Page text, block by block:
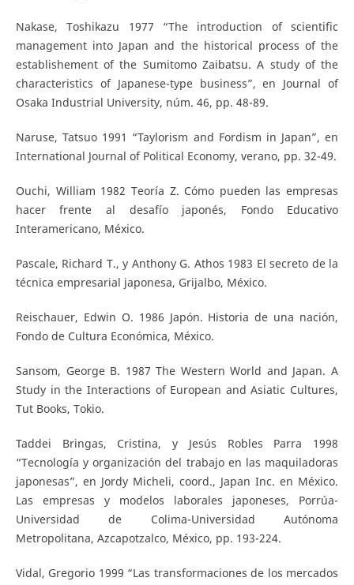
Nakase, Toshikazu 1977 “The introduction of scientific
management into Japan and the historical process of the
establishement of the Sumitomo Zaibatsu. A study of the
characteristics of Japanese-type business”, en Journal of
Osaka Industrial University, núm. 46, pp. 48-89.
Naruse, Tatsuo 1991 “Taylorism and Fordism in Japan”, en
International Journal of Political Economy, verano, pp. 32-49.
Ouchi, William 1982 Teoría Z. Cómo pueden las empresas
hacer frente al desafío japonés, Fondo Educativo
Interamericano, México.
Pascale, Richard T., y Anthony G. Athos 1983 El secreto de la
técnica empresarial japonesa, Grijalbo, México.
Reischauer, Edwin O. 1986 Japón. Historia de una nación,
Fondo de Cultura Económica, México.
Sansom, George B. 1987 The Western World and Japan. A
Study in the Interactions of European and Asiatic Cultures,
Tut Books, Tokio.
Taddei Bringas, Cristina, y Jesús Robles Parra 1998
“Tecnología y organización del trabajo en las maquiladoras
japonesas”, en Jordy Micheli, coord., Japan Inc. en México.
Las empresas y modelos laborales japoneses, Porrúa-
Universidad de Colima-Universidad Autónoma
Metropolitana, Azcapotzalco, México, pp. 193-224.
Vidal, Gregorio 1999 “Las transformaciones de los mercados